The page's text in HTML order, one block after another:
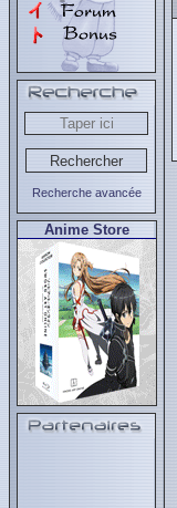
Recherche avancée
Anime Store